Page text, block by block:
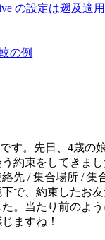
の設定は遡及適
の例
す。先日、4歳の
約束をしてきま
先 / 集合場所 / 集
で、約束したお
。当たり前のよ
ますね！